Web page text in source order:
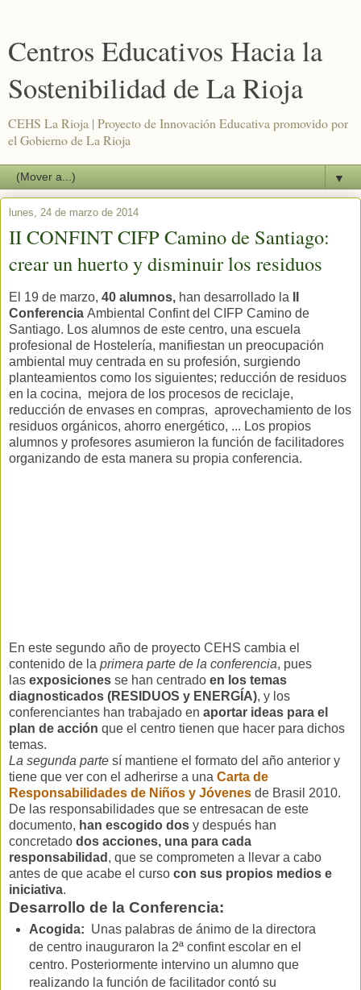
Centros Educativos Hacia la
Sostenibilidad de La Rioja
CEHS La Rioja | Proyecto de Innovación Educativa promovido por
el Gobierno de La Rioja
▼
lunes, 24 de marzo de 2014
II CONFINT CIFP Camino de Santiago:
crear un huerto y disminuir los residuos
El 19 de marzo, 40 alumnos, han desarrollado la
Conferencia Ambiental Confint del CIFP Camino de
Santiago. Los alumnos de este centro, una escuela
profesional de Hostelería, manifiestan un preocupación
ambiental muy centrada en su profesión, surgiendo
planteamientos como los siguientes; reducción de residuos
en la cocina, mejora de los procesos de reciclaje,
reducción de envases en compras, aprovechamiento de los
residuos orgánicos, ahorro energético, ... Los propios
alumnos y profesores asumieron la función de facilitadores
organizando de esta manera su propia conferencia.
En este segundo año de proyecto CEHS cambia el
contenido de la primera parte de la conferencia, pues
las exposiciones se han centrado en los temas
diagnosticados (RESIDUOS y ENERGÍA), y los
conferenciantes han trabajado en aportar ideas para el
plan de acción que el centro tienen que hacer para dichos
temas.
La segunda parte sí mantiene el formato del año anterior y
tiene que ver con el adherirse a una Carta de
Responsabilidades de Niños y Jóvenes de Brasil 2010.
De las responsabilidades que se entresacan de este
documento, han escogido dos y después han
concretado dos acciones, una para cada
responsabilidad , que se comprometen a llevar a cabo
antes de que acabe el curso con sus propios medios e
iniciativa.
Desarrollo de la Conferencia:
Acogida: Unas palabras de ánimo de la directora
de centro inauguraron la 2ª confint escolar en el
centro. Posteriormente intervino un alumno que
realizando la función de facilitador contó su